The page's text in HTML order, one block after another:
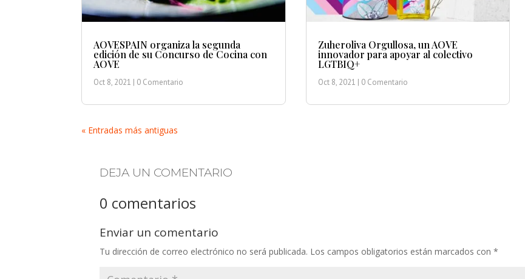
AOVESPAIN organiza la segunda
edición de su Concurso de Cocina con
AOVE
Oct 8, 2021 | 0 Comentario
Zuheroliva Orgullosa, un AOVE
innovador para apoyar al colectivo
LGTBIQ+
Oct 8, 2021 | 0 Comentario
« Entradas más antiguas
DEJA UN COMENTARIO
0 comentarios
Enviar un comentario
Tu dirección de correo electrónico no será publicada. Los campos obligatorios están marcados con*